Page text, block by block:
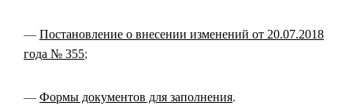
— Постановление о внесении изменений от 20.07.2018
года № 355;
— Формы документов для заполнения.